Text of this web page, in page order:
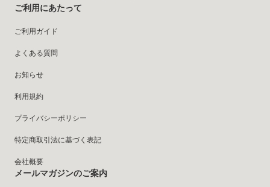
ご利用にあたって
ご利用ガイド
よくある質問
お知らせ
利用規約
プライバシーポリシー
特定商取引法に基づく表記
会社概要
メールマガジンのご案内